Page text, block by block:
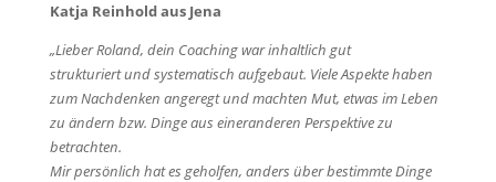
Katja Reinhold aus Jena
„Lieber Roland, dein Coaching war inhaltlich gut
strukturiert und systematisch aufgebaut. Viele Aspekte haben
zum Nachdenken angeregt und machten Mut, etwas im Leben
zu ändern bzw. Dinge aus eineranderen Perspektive zu
betrachten.
Mir persönlich hat es geholfen, anders über bestimmte Dinge